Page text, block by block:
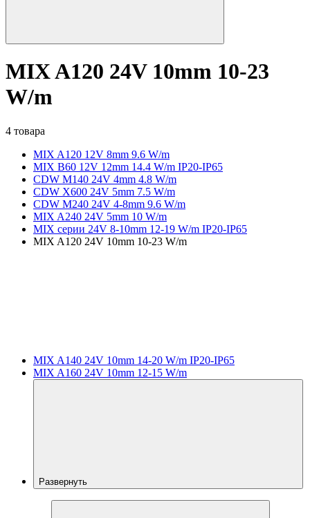
MIX A120 24V 10mm 10-23
W/m
4 товара
MIX A120 12V 8mm 9.6 W/m
MIX B60 12V 12mm 14.4 W/m IP20-IP65
CDW M140 24V 4mm 4.8 W/m
CDW X600 24V 5mm 7.5 W/m
CDW M240 24V 4-8mm 9.6 W/m
MIX A240 24V 5mm 10 W/m
MIX серии 24V 8-10mm 12-19 W/m IP20-IP65
MIX A120 24V 10mm 10-23 W/m
MIX A140 24V 10mm 14-20 W/m IP20-IP65
MIX A160 24V 10mm 12-15 W/m
Развернуть